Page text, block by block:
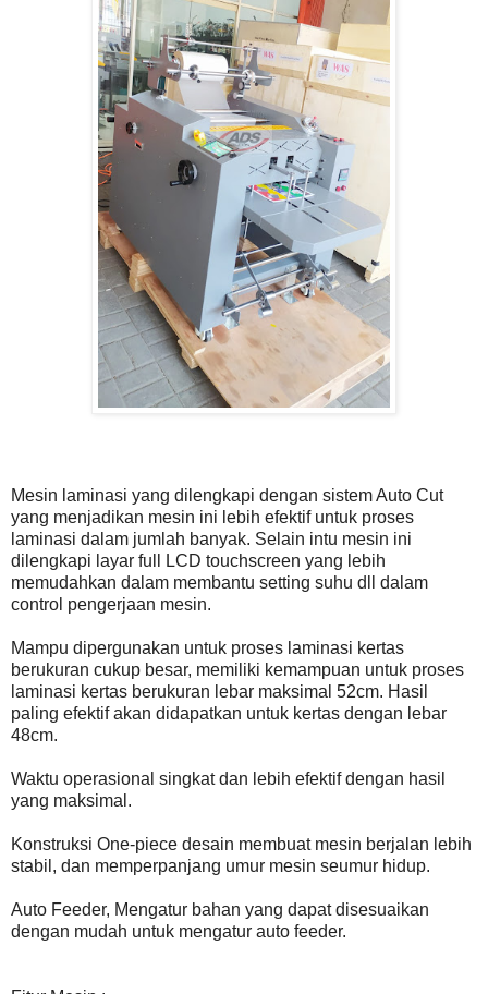
Mesin laminasi yang dilengkapi dengan sistem Auto Cut
yang menjadikan mesin ini lebih efektif untuk proses
laminasi dalam jumlah banyak. Selain intu mesin ini
dilengkapi layar full LCD touchscreen yang lebih
memudahkan dalam membantu setting suhu dll dalam
control pengerjaan mesin.
Mampu dipergunakan untuk proses laminasi kertas
berukuran cukup besar, memiliki kemampuan untuk proses
laminasi kertas berukuran lebar maksimal 52cm. Hasil
paling efektif akan didapatkan untuk kertas dengan lebar
48cm.
Waktu operasional singkat dan lebih efektif dengan hasil
yang maksimal.
Konstruksi One-piece desain membuat mesin berjalan lebih
stabil, dan memperpanjang umur mesin seumur hidup.
Auto Feeder, Mengatur bahan yang dapat disesuaikan
dengan mudah untuk mengatur auto feeder.